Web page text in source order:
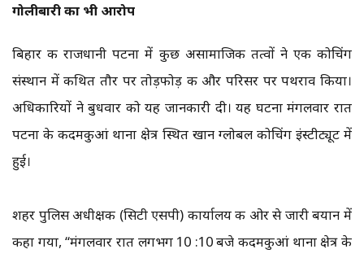
गोलीबारी का भी आरोप
बिहार की राजधानी पटना में कुछ असामाजिक तत्वों ने एक कोचिंग
संस्थान में कथित तौर पर तोड़फोड़ की और परिसर पर पथराव किया।
अधिकारियों ने बुधवार को यह जानकारी दी। यह घटना मंगलवार रात
पटना के कदमकुआं थाना क्षेत्र स्थित खान ग्लोबल कोचिंग इंस्टीट्यूट में
हुई।
शहर पुलिस अधीक्षक (सिटी एसपी) कार्यालय की ओर से जारी बयान में
कहा गया, ‘‘मंगलवार रात लगभग 10 :10 बजे कदमकुआं थाना क्षेत्र के